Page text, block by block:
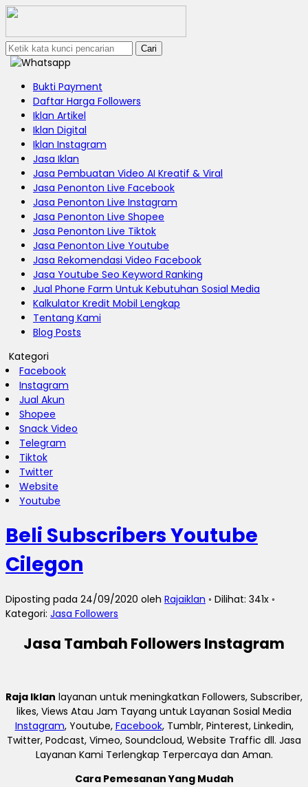
Cari
Bukti Payment
Daftar Harga Followers
Iklan Artikel
Iklan Digital
Iklan Instagram
Jasa Iklan
Jasa Pembuatan Video AI Kreatif & Viral
Jasa Penonton Live Facebook
Jasa Penonton Live Instagram
Jasa Penonton Live Shopee
Jasa Penonton Live Tiktok
Jasa Penonton Live Youtube
Jasa Rekomendasi Video Facebook
Jasa Youtube Seo Keyword Ranking
Jual Phone Farm Untuk Kebutuhan Sosial Media
Kalkulator Kredit Mobil Lengkap
Tentang Kami
Blog Posts
Kategori
Facebook
Instagram
Jual Akun
Shopee
Snack Video
Telegram
Tiktok
Twitter
Website
Youtube
Beli Subscribers Youtube
Cilegon
Diposting pada 24/09/2020 oleh Rajaiklan ◦ Dilihat: 341x ◦
Kategori: Jasa Followers
Jasa Tambah Followers Instagram
Raja Iklan layanan untuk meningkatkan Followers, Subscriber,
likes, Views Atau Jam Tayang untuk Layanan Sosial Media
Instagram, Youtube, Facebook, Tumblr, Pinterest, Linkedin,
Twitter, Podcast, Vimeo, Soundcloud, Website Traffic dll. Jasa
Layanan Kami Terlengkap Terpercaya dan Aman.
Cara Pemesanan Yang Mudah